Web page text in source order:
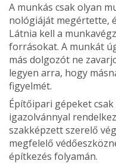
A munkás csak olyan
nológiáját megértette,
Látnia kell a
forrásokat. A munkát
más dolgozót ne
legyen arra, hogy
figyelmét.
Építőipari gépeket
igazolvánnyal
szakképzett szerelő
megfelelő
építkezés folyamán.